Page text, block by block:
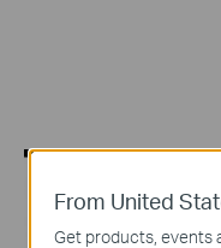
From United
Get products, events